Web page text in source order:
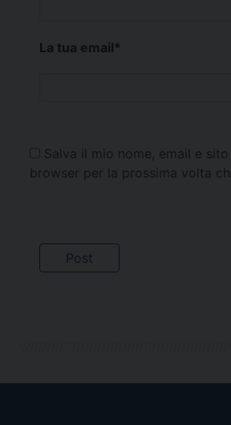
La tua email*
Salva il mio nome, email e
browser per la prossima volta